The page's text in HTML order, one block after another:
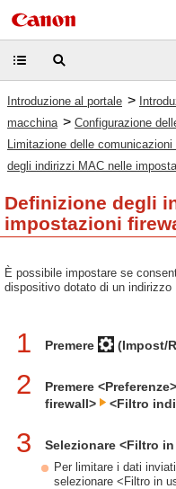
Introduzione al portale >
macchina > Configurazione
Limitazione delle
degli indirizzi MAC nelle
Definizione degli
impostazioni
È possibile impostare se
dispositivo dotato di un indirizzo
1 Premere (Impost/
2 Premere <Preferenze>
firewall>
<Filtro
3 Selezionare <Filtro
Per limitare i dati
selezionare <Filtro in